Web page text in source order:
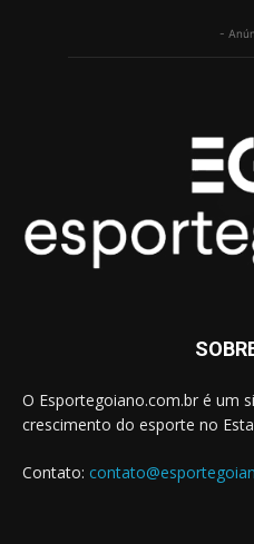
-
O Esportegoiano.com.br é um
crescimento do esporte no
Contato: